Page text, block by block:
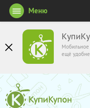
ещё
Меню